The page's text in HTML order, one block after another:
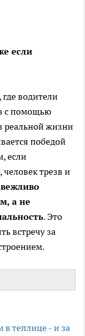
если
водители
с помощью
реальной жизни
победой
если
трезв и
вежливо
а не
. Это
встречу за
в теплице - и за